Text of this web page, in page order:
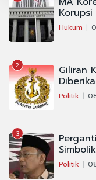
Hukum
2 Giliran
Politik
3
Simbolik
Politik